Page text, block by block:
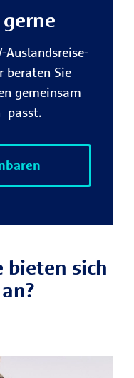
Auslandsreise-
beraten Sie
gemeinsam
passt.
bieten sich